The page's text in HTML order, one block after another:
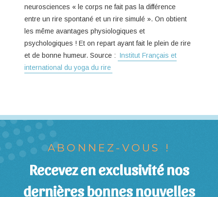
neurosciences « le corps ne fait pas la différence
entre un rire spontané et un rire simulé ». On obtient
les même avantages physiologiques et
psychologiques ! Et on repart ayant fait le plein de rire
et de bonne humeur. Source : Institut Français et
international du yoga du rire
ABONNEZ-VOUS !
Recevez en exclusivité nos
dernières bonnes nouvelles